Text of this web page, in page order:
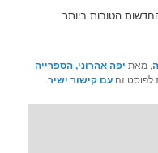
החדשות הטובות ביותר
, מאת יפה אהרוני, הספרייה
לפוסט זהעם קישור ישיר.